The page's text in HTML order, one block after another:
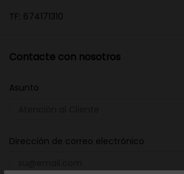
TF: 674171310
Contacte con nosotros
Asunto
Dirección de correo electrónico